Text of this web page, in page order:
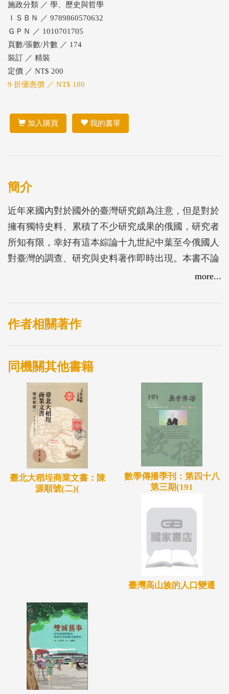
施政分類 ／ 學、歷史與哲學
ＩＳＢＮ ／ 9789860570632
ＧＰＮ ／ 1010701705
頁數/張數/片數 ／ 174
裝訂 ／ 精裝
定價 ／ NT$ 200
9 折優惠價 ／ NT$ 180
加入購買 我的書單
簡介
近年來國內對於國外的臺灣研究頗為注意，但是對於
擁有獨特史料、累積了不少研究成果的俄國，研究者
所知有限，幸好有這本綜論十九世紀中葉至今俄國人
對臺灣的調查、研究與史料著作即時出現。本書不論
是在俄羅斯或其他國家，都是首次嘗試展現在俄羅斯
俄羅斯臺灣研究史的著作。
more...
作者相關著作
同機關其他書籍
臺北大稻埕商業文書：陳
源順號(二)(
數學傳播季刊：第四十八
第三期(191
臺灣高山族的人口變遷